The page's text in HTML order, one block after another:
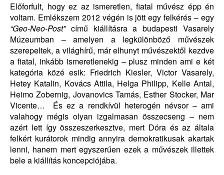
Előforfult, hogy ez az ismeretlen, fiatal művész épp én
voltam. Emlékszem 2012 végén is jött egy felkérés – egy
“Geo-Neo-Post”című kiállításra a budapesti Vasarely
Múzeumban – amelyen a legkülönböző művészek
szerepeltek, a világhírű, már elhunyt művészektől kezdve
a fiatal, inkább ismeretlenekig – plusz minden ami e két
kategória közé esik: Friedrich Kiesler, Victor Vasarely,
Hetey Katalin, Kovács Attila, Helga Philipp, Kelle Antal,
Heimo Zobernig, Jovanovics Tamás, Esther Stocker, Mar
Vicente… És ez a rendkívül heterogén névsor – ami
valahogy mégis olyan izgalmasan összecseng – nem
azért lett így összeszerkesztve, mert Dóra és az általa
felkért kurátorok mindig annyira demokratikusak akartak
lenni, hanem mert egyszerűen ezek a művészek illettek
bele a kiállítás koncepciójába.